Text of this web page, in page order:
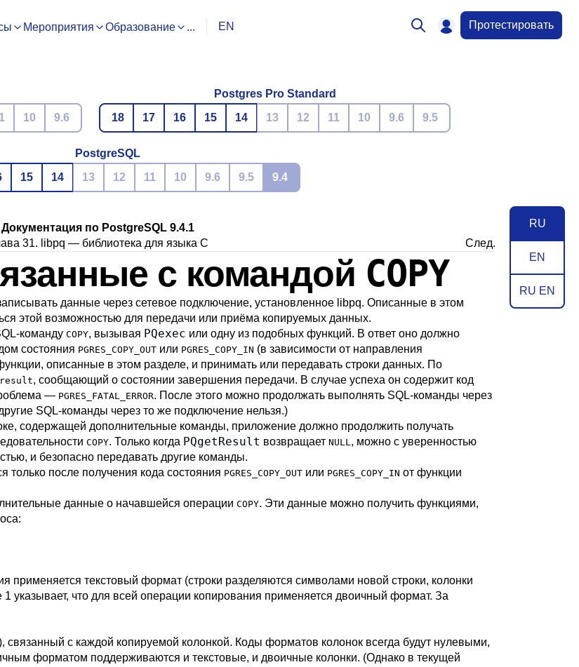
Мероприятия Образование ... EN Протестировать
10 9.6
Postgres Pro Standard
18
17 16 15 14 13 12 11 10 9.6 9.5
PostgreSQL
15 14 13 12 11 10 9.6 9.5 9.4
RU
EN
RU EN
Документация по PostgreSQL 9.4.1
31. libpq — библиотека для языка C След.
с командой COPY
данные через сетевое подключение, установленное libpq. Описанные в этом
этой возможностью для передачи или приёма копируемых данных.
команду COPY, вызывая PQexec или одну из подобных функций. В ответ оно должно
состояния PGRES_COPY_OUT или PGRES_COPY_IN (в зависимости от направления
описанные в этом разделе, и принимать или передавать строки данных. По
, сообщающий о состоянии завершения передачи. В случае успеха он содержит код
— PGRES_FATAL_ERROR. После этого можно продолжать выполнять SQL-команды через
SQL-команды через то же подключение нельзя.)
содержащей дополнительные команды, приложение должно продолжить получать
COPY. Только когда PQgetResult возвращает NULL, можно с уверенностью
и безопасно передавать другие команды.
после получения кода состояния PGRES_COPY_OUT или PGRES_COPY_IN от функции
данные о начавшейся операции COPY. Эти данные можно получить функциями,
применяется текстовый формат (строки разделяются символами новой строки, колонки
указывает, что для всей операции копирования применяется двоичный формат. За
с каждой копируемой колонкой. Коды форматов колонок всегда будут нулевыми,
форматом поддерживаются и текстовые, и двоичные колонки. (Однако в текущей